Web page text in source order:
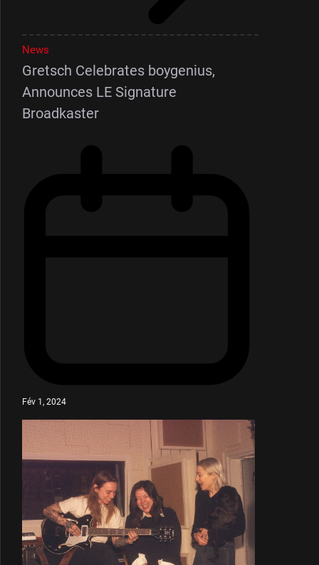
News
Gretsch Celebrates boygenius,
Announces LE Signature
Broadkaster
Fév 1, 2024